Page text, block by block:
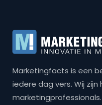
Marketingfacts is een
iedere dag vers. Wij